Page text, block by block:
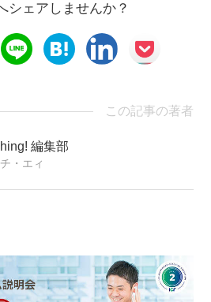
シェアしませんか？
この記事の著者
編集部
・エィ